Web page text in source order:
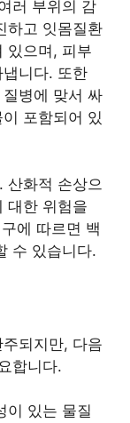
러 부위의 감
하고 잇몸질환
있으며, 피부
니다. 또한
병에 맞서 싸
포함되어 있
산화적 손상으
대한 위험을
에 따르면 백
수 있습니다.
되지만, 다음
합니다.
이 있는 물질